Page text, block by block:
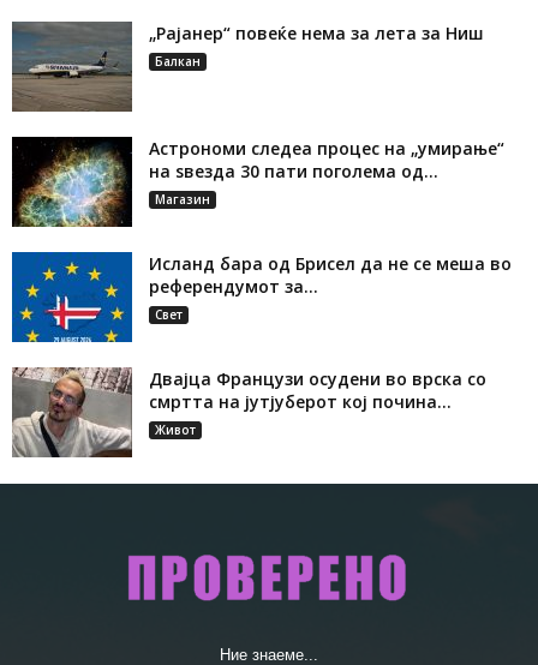
„Рајанер“ повеќе нема за лета за Ниш
Балкан
Астрономи следеа процес на „умирање“
на ѕвезда 30 пати поголема од...
Магазин
Исланд бара од Брисел да не се меша во
референдумот за...
Свет
Двајца Французи осудени во врска со
смртта на јутјуберот кој почина...
Живот
Ние знаеме...